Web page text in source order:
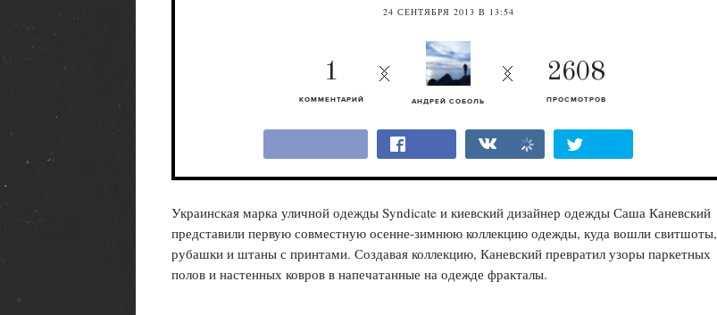
24 СЕНТЯБРЯ 2013 В 13:54
АНДРЕЙ СОБОЛЬ
2608
ПРОСМОТРОВ
1
КОММЕНТАРИЙ
Украинская марка уличной одежды Syndicate и киевский дизайнер одежды Саша Каневский
представили первую совместную осенне-зимнюю коллекцию одежды, куда вошли свитшоты,
рубашки и штаны с принтами. Создавая коллекцию, Каневский превратил узоры паркетных
полов и настенных ковров в напечатанные на одежде фракталы.